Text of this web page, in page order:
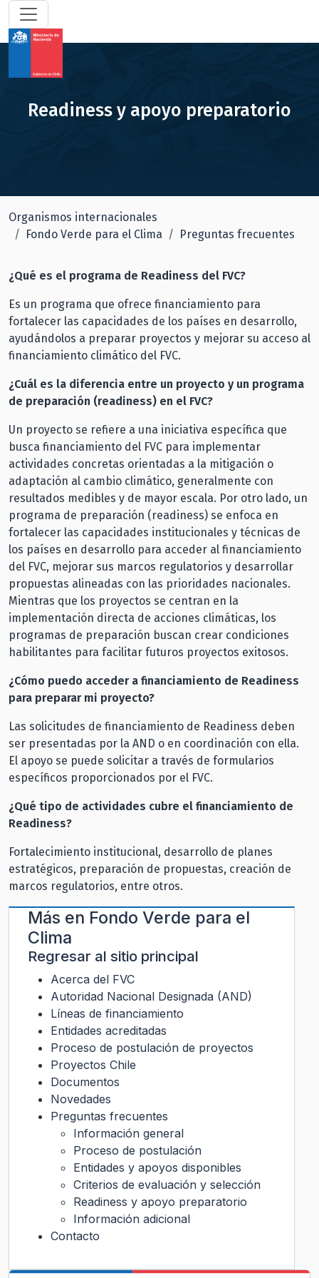
Readiness y apoyo preparatorio
Organismos internacionales
Fondo Verde para el Clima
Preguntas frecuentes
¿Qué es el programa de Readiness del FVC?
Es un programa que ofrece financiamiento para
fortalecer las capacidades de los países en desarrollo,
ayudándolos a preparar proyectos y mejorar su acceso al
financiamiento climático del FVC.
¿Cuál es la diferencia entre un proyecto y un programa
de preparación (readiness) en el FVC?
Un proyecto se refiere a una iniciativa específica que
busca financiamiento del FVC para implementar
actividades concretas orientadas a la mitigación o
adaptación al cambio climático, generalmente con
resultados medibles y de mayor escala. Por otro lado, un
programa de preparación (readiness) se enfoca en
fortalecer las capacidades institucionales y técnicas de
los países en desarrollo para acceder al financiamiento
del FVC, mejorar sus marcos regulatorios y desarrollar
propuestas alineadas con las prioridades nacionales.
Mientras que los proyectos se centran en la
implementación directa de acciones climáticas, los
programas de preparación buscan crear condiciones
habilitantes para facilitar futuros proyectos exitosos.
¿Cómo puedo acceder a financiamiento de Readiness
para preparar mi proyecto?
Las solicitudes de financiamiento de Readiness deben
ser presentadas por la AND o en coordinación con ella.
El apoyo se puede solicitar a través de formularios
específicos proporcionados por el FVC.
¿Qué tipo de actividades cubre el financiamiento de
Readiness?
Fortalecimiento institucional, desarrollo de planes
estratégicos, preparación de propuestas, creación de
marcos regulatorios, entre otros.
Más en Fondo Verde para el
Clima
Regresar al sitio principal
Acerca del FVC
Autoridad Nacional Designada (AND)
Líneas de financiamiento
Entidades acreditadas
Proceso de postulación de proyectos
Proyectos Chile
Documentos
Novedades
Preguntas frecuentes
Información general
Proceso de postulación
Entidades y apoyos disponibles
Criterios de evaluación y selección
Readiness y apoyo preparatorio
Información adicional
Contacto